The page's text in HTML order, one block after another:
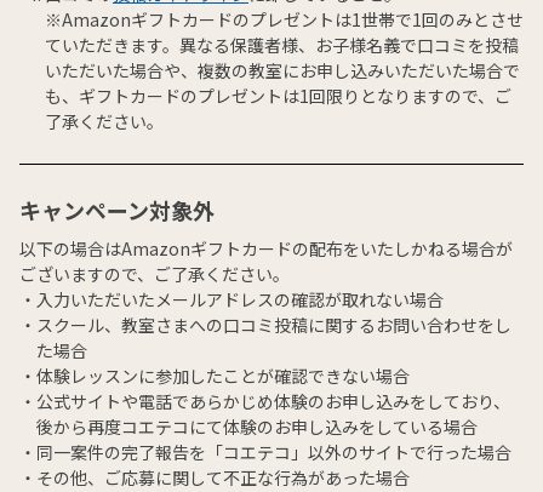
※Amazonギフトカードのプレゼントは1世帯で1回のみとさせ
ていただきます。異なる保護者様、お子様名義で口コミを投稿
いただいた場合や、複数の教室にお申し込みいただいた場合で
も、ギフトカードのプレゼントは1回限りとなりますので、ご
了承ください。
キャンペーン対象外
以下の場合はAmazonギフトカードの配布をいたしかねる場合が
ございますので、ご了承ください。
入力いただいたメールアドレスの確認が取れない場合
スクール、教室さまへの口コミ投稿に関するお問い合わせをし
た場合
体験レッスンに参加したことが確認できない場合
公式サイトや電話であらかじめ体験のお申し込みをしており、
後から再度コエテコにて体験のお申し込みをしている場合
同一案件の完了報告を「コエテコ」以外のサイトで行った場合
その他、ご応募に関して不正な行為があった場合